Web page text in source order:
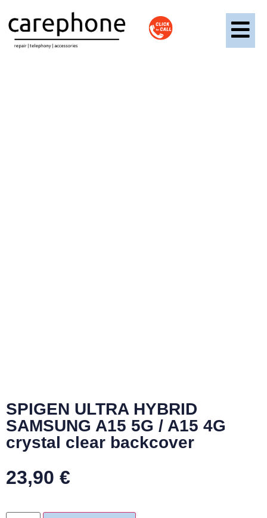
SPIGEN ULTRA HYBRID
SAMSUNG A15 5G / A15 4G
crystal clear backcover
23,90 €